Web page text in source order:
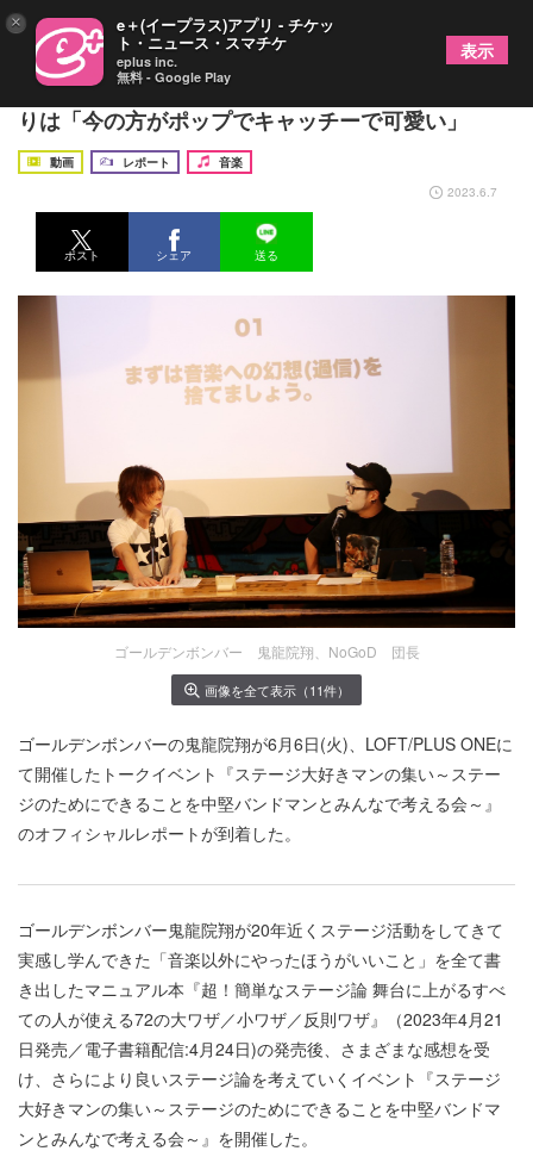
ゴールデンボンバー 鬼龍院翔、樽美酒研二の白塗
りは「今の方がポップでキャッチーで可愛い」
動画 レポート
音楽
2023.6.7
ポスト シェア 送る
ゴールデンボンバー 鬼龍院翔、NoGoD 団長
画像を全て表示（11件）
ゴールデンボンバーの鬼龍院翔が6月6日(火)、LOFT/PLUS ONEに
て開催したトークイベント『ステージ大好きマンの集い～ステー
ジのためにできることを中堅バンドマンとみんなで考える会～』
のオフィシャルレポートが到着した。
ゴールデンボンバー鬼龍院翔が20年近くステージ活動をしてきて
実感し学んできた「音楽以外にやったほうがいいこと」を全て書
き出したマニュアル本『超！簡単なステージ論 舞台に上がるすべ
ての人が使える72の大ワザ／小ワザ／反則ワザ』（2023年4月21
日発売／電子書籍配信:4月24日)の発売後、さまざまな感想を受
け、さらにより良いステージ論を考えていくイベント『ステージ
大好きマンの集い～ステージのためにできることを中堅バンドマ
ンとみんなで考える会～』を開催した。
× e＋(イープラス)アプリ - チケッ
ト・ニュース・スマチケ
eplus inc.
無料 - Google Play
表示